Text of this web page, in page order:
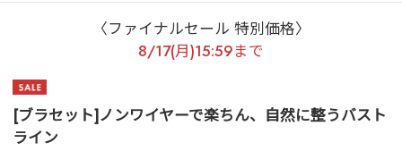
〈ファイナルセール 特別価格〉
8/17(月)15:59まで
[ブラセット]ノンワイヤーで楽ちん、自然に整うバスト
ライン